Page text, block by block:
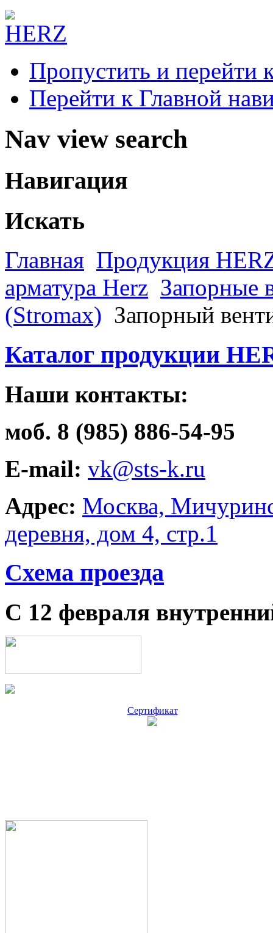
Пропустить и перейти
Перейти к Главной
Nav view search
Навигация
Искать
Главная Продукция
арматура Herz Запорные
(Stromax) Запорный
Каталог продукции
Наши контакты:
моб. 8 (985) 886-54-95
E-mail: vk@sts-k.ru
Адрес: Москва,
деревня, дом 4, стр.1
Схема проезда
С 12 февраля
Сертификат